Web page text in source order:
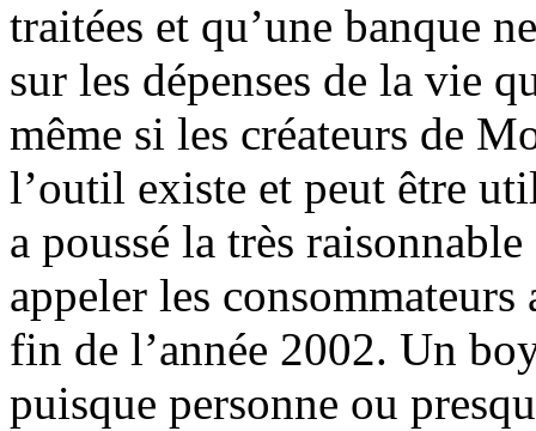
traitées et qu’une banque
sur les dépenses de la vie
même si les créateurs de
l’outil existe et peut être
a poussé la très
appeler les
fin de l’année 2002. Un
puisque personne ou